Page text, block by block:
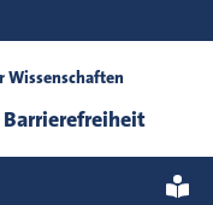
Wissenschaften
Barrierefreiheit